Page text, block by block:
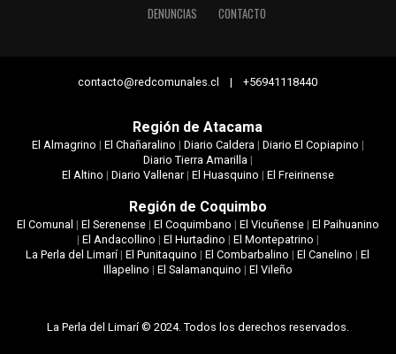
DENUNCIAS
CONTACTO
contacto@redcomunales.cl | +56941118440
Región de Atacama
El Almagrino | El Chañaralino | Diario Caldera| Diario El Copiapino |
Diario Tierra Amarilla|
El Altino | Diario Vallenar| El Huasquino | El Freirinense
Región de Coquimbo
El Comunal | El Serenense| El Coquimbano | El Vicuñense| El Paihuanino
| El Andacollino | El Hurtadino | El Montepatrino |
La Perla del Limarí|El Punitaquino |El Combarbalino |El Canelino |El
Illapelino | El Salamanquino | El Vileño
La Perla del Limarí © 2024. Todos los derechos reservados.